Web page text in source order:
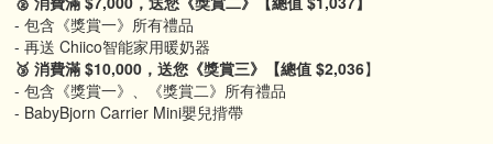
- 包含《獎賞一》所有禮品
- 再送 Chiico智能家用暖奶器
🥉 消費滿 $10,000，送您《獎賞三》【總值 $2,036】
- 包含《獎賞一》、《獎賞二》所有禮品
- BabyBjorn Carrier Mini嬰兒揹帶